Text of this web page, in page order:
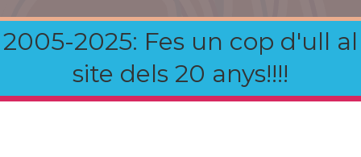
2005-2025: Fes un cop d'ull al
site dels 20 anys!!!!